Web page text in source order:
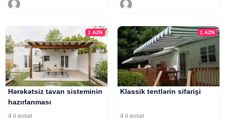
1AZN
Hərəkətsiz tavan sisteminin
hazırlanması
4 il əvvəl
1 AZN
Klassik tentlərin sifarişi
4 il əvvəl